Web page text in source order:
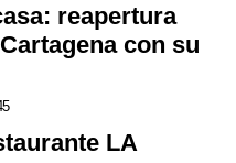
reapertura
con su
LA